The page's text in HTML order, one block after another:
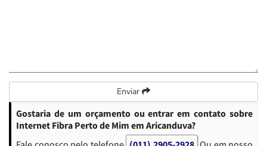
Enviar
Gostaria de um orçamento ou entrar em contato sobre
Internet Fibra Perto de Mim em Aricanduva?